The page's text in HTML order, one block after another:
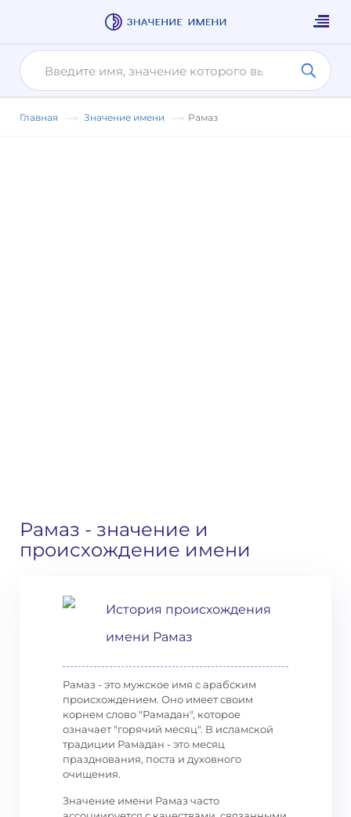
Главная Значение имени Рамаз
Рамаз - значение и
происхождение имени
История происхождения
имени Рамаз
Рамаз - это мужское имя с арабским
происхождением. Оно имеет своим
корнем слово "Рамадан", которое
означает "горячий месяц". В исламской
традиции Рамадан - это месяц
празднования, поста и духовного
очищения.
Значение имени Рамаз часто